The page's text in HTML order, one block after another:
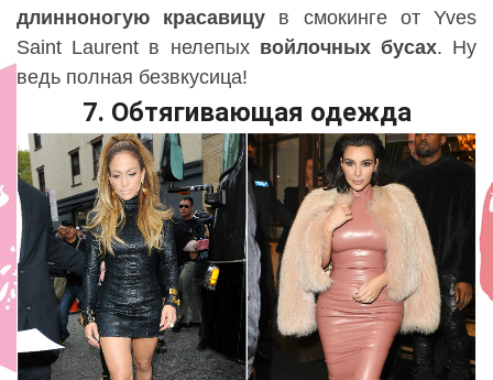
длинноногую
красавицу в смокинге от Yves
Saint Laurent в нелепых войлочных бусах. Ну
ведь полная безвкусица!
7. Обтягивающая одежда